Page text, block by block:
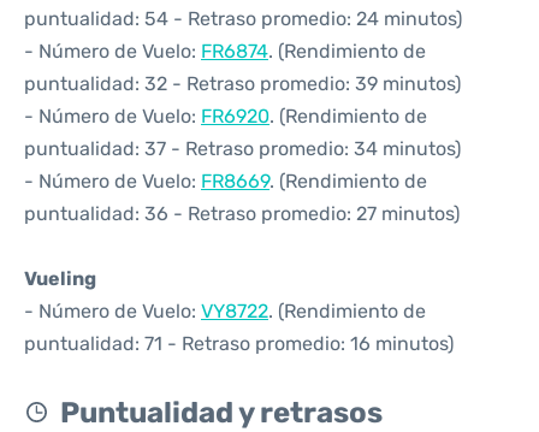
puntualidad: 54 - Retraso promedio: 24 minutos)
- Número de Vuelo: FR6874. (Rendimiento de
puntualidad: 32 - Retraso promedio: 39 minutos)
- Número de Vuelo: FR6920. (Rendimiento de
puntualidad: 37 - Retraso promedio: 34 minutos)
- Número de Vuelo: FR8669. (Rendimiento de
puntualidad: 36 - Retraso promedio: 27 minutos)
Vueling
- Número de Vuelo: VY8722. (Rendimiento de
puntualidad: 71 - Retraso promedio: 16 minutos)
Puntualidad y retrasos